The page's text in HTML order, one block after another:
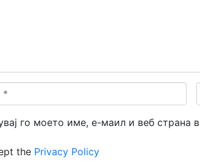
*
го моето име, е-маил и веб страна
the Privacy Policy